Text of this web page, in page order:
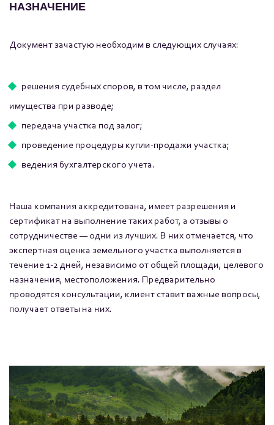
НАЗНАЧЕНИЕ
Документ зачастую необходим в следующих случаях:
решения судебных споров, в том числе, раздел
имущества при разводе;
передача участка под залог;
проведение процедуры купли-продажи участка;
ведения бухгалтерского учета.
Наша компания аккредитована, имеет разрешения и
сертификат на выполнение таких работ, а отзывы о
сотрудничестве — одни из лучших. В них отмечается, что
экспертная оценка земельного участка выполняется в
течение 1-2 дней, независимо от общей площади, целевого
назначения, местоположения. Предварительно
проводятся консультации, клиент ставит важные вопросы,
получает ответы на них.